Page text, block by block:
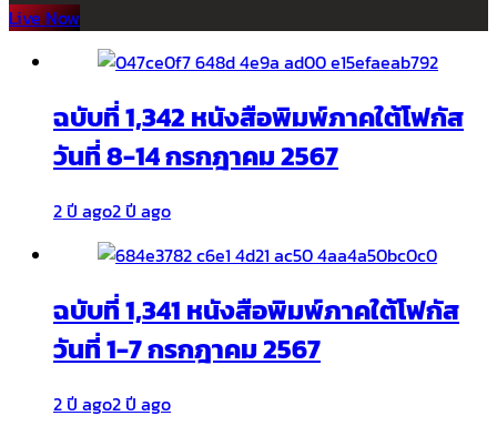
Live Now
ฉบับที่ 1,342 หนังสือพิมพ์ภาคใต้โฟกัส
วันที่ 8-14 กรกฎาคม 2567
2 ปี ago2 ปี ago
ฉบับที่ 1,341 หนังสือพิมพ์ภาคใต้โฟกัส
วันที่ 1-7 กรกฎาคม 2567
2 ปี ago2 ปี ago